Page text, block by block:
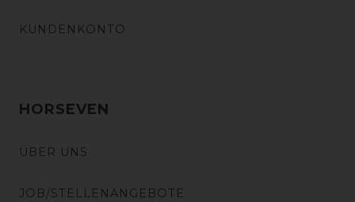
KUNDENKONTO
HORSEVEN
ÜBER UNS
JOB/STELLENANGEBOTE